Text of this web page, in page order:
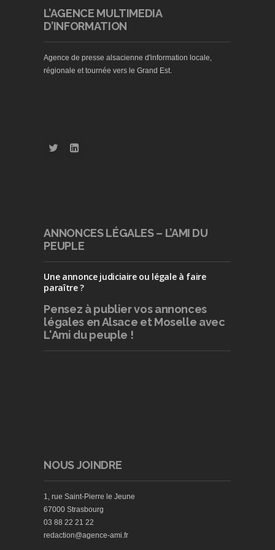
L’AGENCE MULTIMEDIA
D’INFORMATION
Agence de presse alsacienne d'information locale,
régionale et tournée vers le Grand Est.
ANNONCES LÉGALES – L’AMI DU
PEUPLE
Une annonce judiciaire ou légale à faire
paraître ?
Pensez à publiervos annonces
légales en Alsace et Moselle avec
L'Ami du peuple !
NOUS JOINDRE
1, rue Saint-Pierre le Jeune
67000 Strasbourg
03 88 22 21 22
redaction@agence-ami.fr